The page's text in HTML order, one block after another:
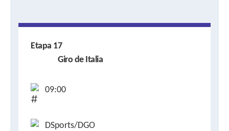
Etapa 17
Giro de Italia
09:00
DSports/DGO